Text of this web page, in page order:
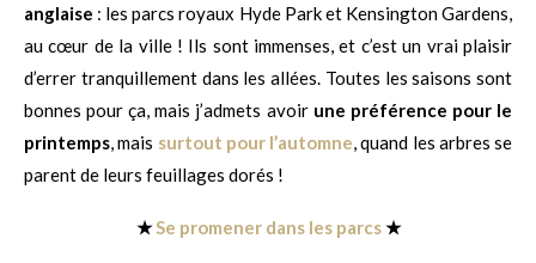
anglaise : les parcs royaux Hyde Park et Kensington Gardens,
au cœur de la ville ! Ils sont immenses, et c’est un vrai plaisir
d’errer tranquillement dans les allées. Toutes les saisons sont
bonnes pour ça, mais j’admets avoir une préférence pour le
printemps , mais surtout pour l’automne , quand les arbres se
parent de leurs feuillages dorés !
★Se promener dans les parcs★